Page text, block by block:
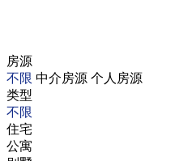
房源
不限 中介房源 个人房源
类型
不限
住宅
公寓